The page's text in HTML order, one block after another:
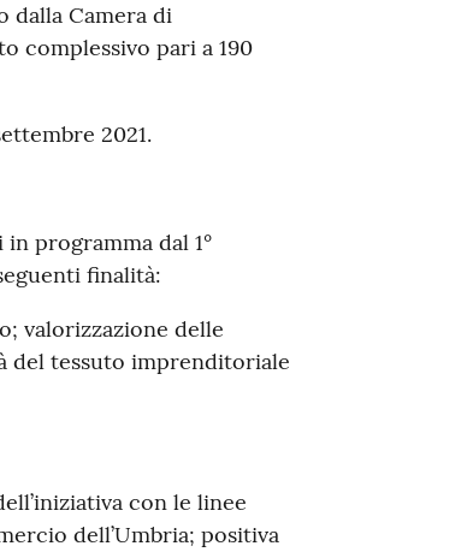
dalla Camera di
complessivo pari a 190
2021.
programma dal 1°
finalità:
valorizzazione delle
del tessuto imprenditoriale
con le linee
dell’Umbria; positiva